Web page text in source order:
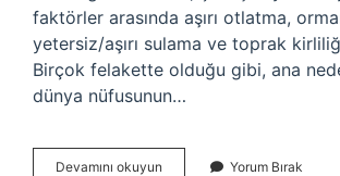
faktörler arasında aşırı otlatma,
yetersiz/aşırı sulama ve toprak
Birçok felakette olduğu gibi, ana
dünya nüfusunun…
Devamını okuyun Çölleşmeyi Yorum Bırak